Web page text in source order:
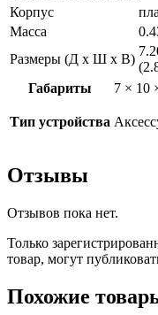
Корпус
Масса
Размеры (Д х Ш х В)
Габариты
7 × 10
Тип устройства
Отзывы
Отзывов пока нет.
Только
товар, могут
Похожие